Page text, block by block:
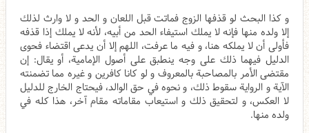
و كذا البحث لو قذفها الزوج فماتت قبل اللعان و الحد و لا وارث لذلك
إلا ولده منها فإنه لا يملك استيفاء الحد من أبيه، لأنه لا يملك إذا قذفه
فأولى أن لا يملكه هنا، و فيه ما عرفت، اللهم إلا أن يدعى اقتضاء فحوى
الدليل فيهما ذلك على وجه ينطبق على أصول الإمامية، أو يقال: إن
مقتضى الأمر بالمصاحبة بالمعروف و لو كانا كافرين و غيره مما تضمنته
الآية و الرواية سقوط ذلك، و نحوه في حق الوالد، فيحتاج الخارج للدليل
لا العكس، و لتحقيق ذلك و استيعاب مقاماته مقام آخر، هذا كله في
ولده منها.